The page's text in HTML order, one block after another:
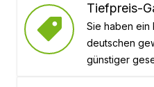
Tiefpreis-
Sie haben ein
deutschen
günstiger